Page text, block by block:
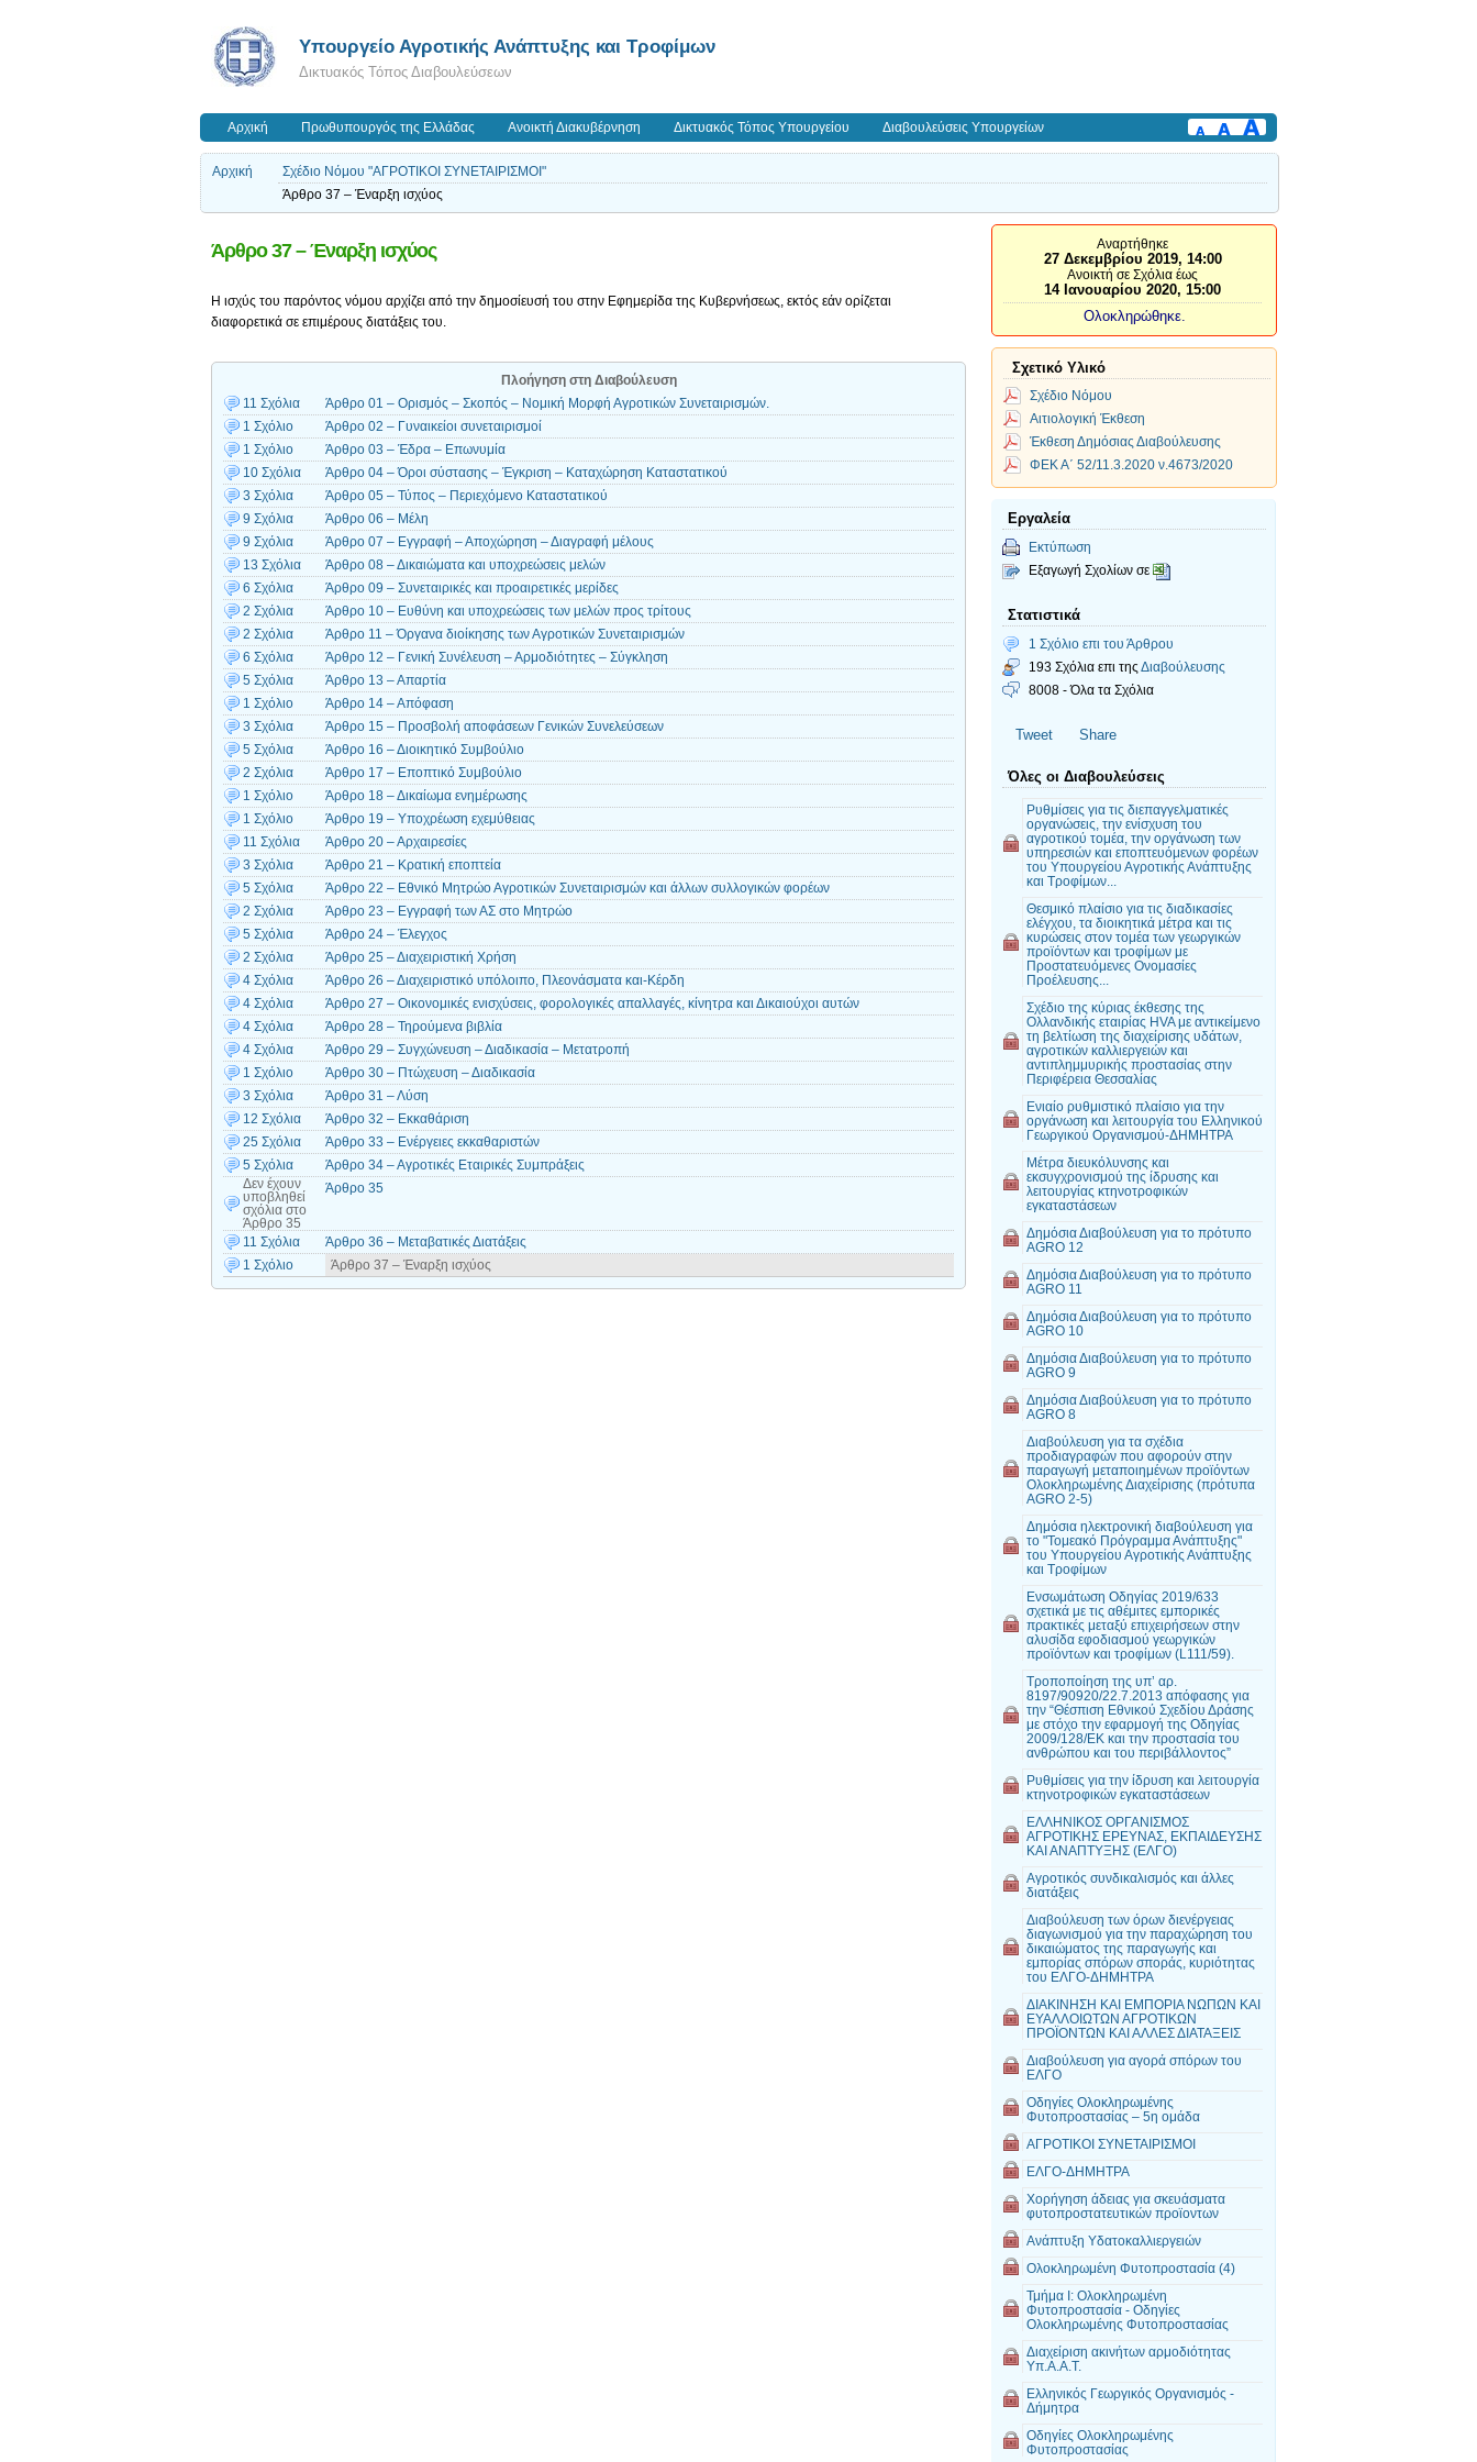
Υπουργείο Αγροτικής Ανάπτυξης και Τροφίμων
Δικτυακός Τόπος Διαβουλεύσεων
Αρχική Πρωθυπουργός της Ελλάδας Ανοικτή Διακυβέρνηση Δικτυακός Τόπος Υπουργείου Διαβουλεύσεις Υπουργείων
Αρχική
Σχέδιο Νόμου "ΑΓΡΟΤΙΚΟΙ ΣΥΝΕΤΑΙΡΙΣΜΟΙ"
Άρθρο 37 – Έναρξη ισχύος
Άρθρο 37 – Έναρξη ισχύος
Η ισχύς του παρόντος νόμου αρχίζει από την δημοσίευσή του στην Εφημερίδα της Κυβερνήσεως, εκτός εάν ορίζεται
διαφορετικά σε επιμέρους διατάξεις του.
Πλοήγηση στη Διαβούλευση
11 Σχόλια
Άρθρο 01 – Ορισμός – Σκοπός – Νομική Μορφή Αγροτικών Συνεταιρισμών.
1 Σχόλιο
Άρθρο 02 – Γυναικείοι συνεταιρισμοί
1 Σχόλιο
Άρθρο 03 – Έδρα – Επωνυμία
10 Σχόλια
Άρθρο 04 – Όροι σύστασης – Έγκριση – Καταχώρηση Καταστατικού
3 Σχόλια
Άρθρο 05 – Τύπος – Περιεχόμενο Καταστατικού
9 Σχόλια
Άρθρο 06 – Μέλη
9 Σχόλια
Άρθρο 07 – Εγγραφή – Αποχώρηση – Διαγραφή μέλους
13 Σχόλια
Άρθρο 08 – Δικαιώματα και υποχρεώσεις μελών
6 Σχόλια
Άρθρο 09 – Συνεταιρικές και προαιρετικές μερίδες
2 Σχόλια
Άρθρο 10 – Ευθύνη και υποχρεώσεις των μελών προς τρίτους
2 Σχόλια
Άρθρο 11 – Όργανα διοίκησης των Αγροτικών Συνεταιρισμών
6 Σχόλια
Άρθρο 12 – Γενική Συνέλευση – Αρμοδιότητες – Σύγκληση
5 Σχόλια
Άρθρο 13 – Απαρτία
1 Σχόλιο
Άρθρο 14 – Απόφαση
3 Σχόλια
Άρθρο 15 – Προσβολή αποφάσεων Γενικών Συνελεύσεων
5 Σχόλια
Άρθρο 16 – Διοικητικό Συμβούλιο
2 Σχόλια
Άρθρο 17 – Εποπτικό Συμβούλιο
1 Σχόλιο
Άρθρο 18 – Δικαίωμα ενημέρωσης
1 Σχόλιο
Άρθρο 19 – Υποχρέωση εχεμύθειας
11 Σχόλια
Άρθρο 20 – Αρχαιρεσίες
3 Σχόλια
Άρθρο 21 – Κρατική εποπτεία
5 Σχόλια
Άρθρο 22 – Εθνικό Μητρώο Αγροτικών Συνεταιρισμών και άλλων συλλογικών φορέων
2 Σχόλια
Άρθρο 23 – Εγγραφή των ΑΣ στο Μητρώο
5 Σχόλια
Άρθρο 24 – Έλεγχος
2 Σχόλια
Άρθρο 25 – Διαχειριστική Χρήση
4 Σχόλια
Άρθρο 26 – Διαχειριστικό υπόλοιπο, Πλεονάσματα και-Κέρδη
4 Σχόλια
Άρθρο 27 – Οικονομικές ενισχύσεις, φορολογικές απαλλαγές, κίνητρα και Δικαιούχοι αυτών
4 Σχόλια
Άρθρο 28 – Τηρούμενα βιβλία
4 Σχόλια
Άρθρο 29 – Συγχώνευση – Διαδικασία – Μετατροπή
1 Σχόλιο
Άρθρο 30 – Πτώχευση – Διαδικασία
3 Σχόλια
Άρθρο 31 – Λύση
12 Σχόλια
Άρθρο 32 – Εκκαθάριση
25 Σχόλια
Άρθρο 33 – Ενέργειες εκκαθαριστών
5 Σχόλια
Άρθρο 34 – Αγροτικές Εταιρικές Συμπράξεις
Δεν έχουν
υποβληθεί
σχόλια στο
Άρθρο 35
Άρθρο 35
11 Σχόλια
Άρθρο 36 – Μεταβατικές Διατάξεις
1 Σχόλιο
Άρθρο 37 – Έναρξη ισχύος
Αναρτήθηκε
27 Δεκεμβρίου 2019, 14:00
Ανοικτή σε Σχόλια έως
14 Ιανουαρίου 2020, 15:00
Ολοκληρώθηκε.
Σχετικό Υλικό
Σχέδιο Νόμου
Αιτιολογική Έκθεση
Έκθεση Δημόσιας Διαβούλευσης
ΦΕΚ Α΄ 52/11.3.2020 ν.4673/2020
Εργαλεία
Εκτύπωση
Εξαγωγή Σχολίων σε
Στατιστικά
1 Σχόλιο επι του Άρθρου
193 Σχόλια επι της Διαβούλευσης
8008 - Όλα τα Σχόλια
Tweet Share
Όλες οι Διαβουλεύσεις
Ρυθμίσεις για τις διεπαγγελματικές
οργανώσεις, την ενίσχυση του
αγροτικού τομέα, την οργάνωση των
υπηρεσιών και εποπτευόμενων φορέων
του Υπουργείου Αγροτικής Ανάπτυξης
και Τροφίμων...
Θεσμικό πλαίσιο για τις διαδικασίες
ελέγχου, τα διοικητικά μέτρα και τις
κυρώσεις στον τομέα των γεωργικών
προϊόντων και τροφίμων με
Προστατευόμενες Ονομασίες
Προέλευσης...
Σχέδιο της κύριας έκθεσης της
Ολλανδικής εταιρίας HVA με αντικείμενο
τη βελτίωση της διαχείρισης υδάτων,
αγροτικών καλλιεργειών και
αντιπλημμυρικής προστασίας στην
Περιφέρεια Θεσσαλίας
Ενιαίο ρυθμιστικό πλαίσιο για την
οργάνωση και λειτουργία του Ελληνικού
Γεωργικού Οργανισμού-ΔΗΜΗΤΡΑ
Μέτρα διευκόλυνσης και
εκσυγχρονισμού της ίδρυσης και
λειτουργίας κτηνοτροφικών
εγκαταστάσεων
Δημόσια Διαβούλευση για το πρότυπο
AGRO 12
Δημόσια Διαβούλευση για το πρότυπο
AGRO 11
Δημόσια Διαβούλευση για το πρότυπο
AGRO 10
Δημόσια Διαβούλευση για το πρότυπο
AGRO 9
Δημόσια Διαβούλευση για το πρότυπο
AGRO 8
Διαβούλευση για τα σχέδια
προδιαγραφών που αφορούν στην
παραγωγή μεταποιημένων προϊόντων
Ολοκληρωμένης Διαχείρισης (πρότυπα
AGRO 2-5)
Δημόσια ηλεκτρονική διαβούλευση για
το "Τομεακό Πρόγραμμα Ανάπτυξης"
του Υπουργείου Αγροτικής Ανάπτυξης
και Τροφίμων
Ενσωμάτωση Οδηγίας 2019/633
σχετικά με τις αθέμιτες εμπορικές
πρακτικές μεταξύ επιχειρήσεων στην
αλυσίδα εφοδιασμού γεωργικών
προϊόντων και τροφίμων (L111/59).
Τροποποίηση της υπ’ αρ.
8197/90920/22.7.2013 απόφασης για
την “Θέσπιση Εθνικού Σχεδίου Δράσης
με στόχο την εφαρμογή της Οδηγίας
2009/128/ΕΚ και την προστασία του
ανθρώπου και του περιβάλλοντος”
Ρυθμίσεις για την ίδρυση και λειτουργία
κτηνοτροφικών εγκαταστάσεων
ΕΛΛΗΝΙΚΟΣ ΟΡΓΑΝΙΣΜΟΣ
ΑΓΡΟΤΙΚΗΣ ΕΡΕΥΝΑΣ, ΕΚΠΑΙΔΕΥΣΗΣ
ΚΑΙ ΑΝΑΠΤΥΞΗΣ (ΕΛΓΟ)
Αγροτικός συνδικαλισμός και άλλες
διατάξεις
Διαβούλευση των όρων διενέργειας
διαγωνισμού για την παραχώρηση του
δικαιώματος της παραγωγής και
εμπορίας σπόρων σποράς, κυριότητας
του ΕΛΓΟ-ΔΗΜΗΤΡΑ
ΔΙΑΚΙΝΗΣΗ ΚΑΙ ΕΜΠΟΡΙΑ ΝΩΠΩΝ ΚΑΙ
ΕΥΑΛΛΟΙΩΤΩΝ ΑΓΡΟΤΙΚΩΝ
ΠΡΟΪΟΝΤΩΝ ΚΑΙ ΑΛΛΕΣ ΔΙΑΤΑΞΕΙΣ
Διαβούλευση για αγορά σπόρων του
ΕΛΓΟ
Οδηγίες Ολοκληρωμένης
Φυτοπροστασίας – 5η ομάδα
ΑΓΡΟΤΙΚΟΙ ΣΥΝΕΤΑΙΡΙΣΜΟΙ
ΕΛΓΟ-ΔΗΜΗΤΡΑ
Χορήγηση άδειας για σκευάσματα
φυτοπροστατευτικών προϊοντων
Ανάπτυξη Υδατοκαλλιεργειών
Ολοκληρωμένη Φυτοπροστασία (4)
Τμήμα Ι: Ολοκληρωμένη
Φυτοπροστασία - Οδηγίες
Ολοκληρωμένης Φυτοπροστασίας
Διαχείριση ακινήτων αρμοδιότητας
Υπ.Α.Α.Τ.
Ελληνικός Γεωργικός Οργανισμός -
Δήμητρα
Οδηγίες Ολοκληρωμένης
Φυτοπροστασίας